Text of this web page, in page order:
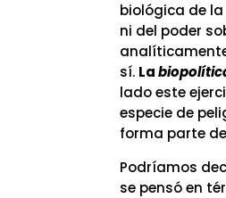
biológica de
ni del poder
sí. La
lado este
especie de
forma parte
Podríamos
se pensó en